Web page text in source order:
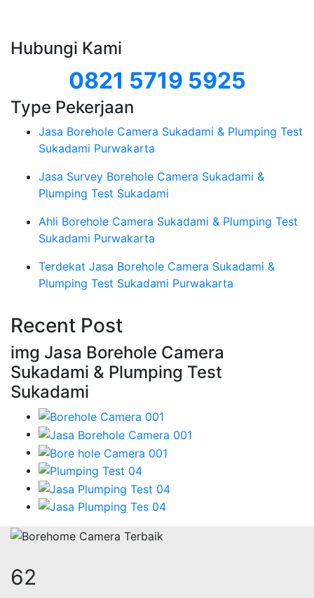
Hubungi Kami
0821 5719 5925
Type Pekerjaan
Jasa Borehole Camera Sukadami & Plumping Test
Sukadami Purwakarta
Jasa Survey Borehole Camera Sukadami &
Plumping Test Sukadami
Ahli Borehole Camera Sukadami & Plumping Test
Sukadami Purwakarta
Terdekat Jasa Borehole Camera Sukadami &
Plumping Test Sukadami Purwakarta
Recent Post
img Jasa Borehole Camera
Sukadami & Plumping Test
Sukadami
76